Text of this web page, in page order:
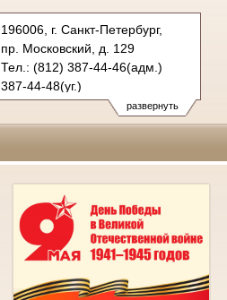
развернуть
196006, г. Санкт-Петербург,
пр. Московский, д. 129
Тел.: (812) 387-44-46(адм.)
387-44-48(уг.)
388-70-39(гр)
msk.spb@sudrf.ru